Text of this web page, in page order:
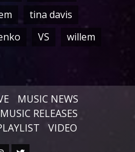
tina davis
VS
willem
MUSIC NEWS
MUSIC RELEASES
VIDEO